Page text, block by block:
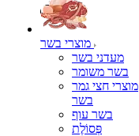
מעדני בשר
בשר משומר
מוצרי חצי גמר
בשר
בשר עוף
פְּסוֹלֶת